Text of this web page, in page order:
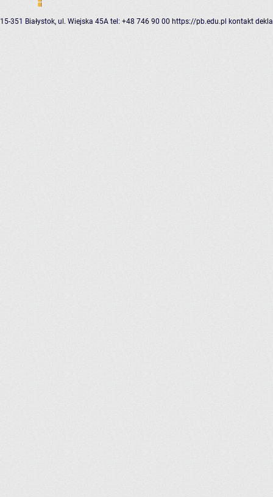
15-351 Białystok, ul. Wiejska 45A tel: +48 746 90 00 https://pb.edu.pl kontakt